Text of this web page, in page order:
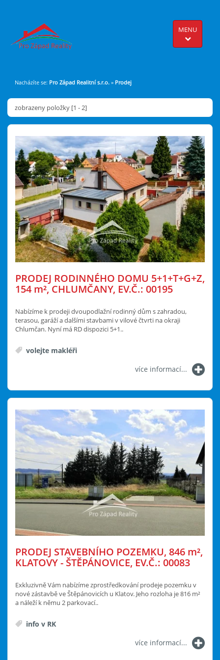
MENU
Nacházíte se: Pro Západ Realitní s.r.o. » Prodej
zobrazeny položky [1 - 2]
PRODEJ RODINNÉHO DOMU 5+1+T+G+Z,
154 m², CHLUMČANY, EV.Č.: 00195
Nabízíme k prodeji dvoupodlažní rodinný dům s zahradou,
terasou, garáží a dalšími stavbami v vilové čtvrti na okraji
Chlumčan. Nyní má RD dispozici 5+1..
volejte makléři
více informací...
PRODEJ STAVEBNÍHO POZEMKU, 846 m²,
KLATOVY - ŠTĚPÁNOVICE, EV.Č.: 00083
Exkluzivně Vám nabízíme zprostředkování prodeje pozemku v
nové zástavbě ve Štěpánovicích u Klatov. Jeho rozloha je 816 m²
a náleží k němu 2 parkovací..
info v RK
více informací...